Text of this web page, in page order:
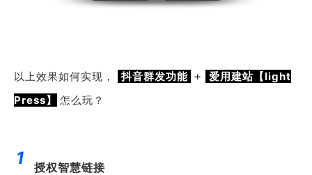
以上效果如何实现， 抖音群发功能 +
爱用建站【light
Press】
怎么玩？
1 授权智慧链接